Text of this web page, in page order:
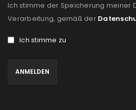
E-Mail-Adresse *
deine E-Mail-Adresse gesendet.
Ich stimme der Speicherung meiner
Verarbeitung, gemäß der
Ich stimme zu